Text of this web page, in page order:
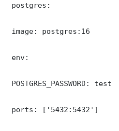
postgres:
image: postgres:16
env:
POSTGRES_PASSWORD: test
ports: ['5432:5432']